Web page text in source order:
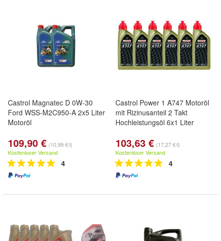
Castrol Magnatec D 0W-30
Ford WSS-M2C950-A 2x5 Liter
Motoröl
109,90 € (10,99 €/l)
Kostenloser Versand
4
Castrol Power 1 A747 Motoröl
mit Rizinusanteil 2 Takt
Hochleistungsöl 6x1 Liter
103,63 € (17,27 €/l)
Kostenloser Versand
4